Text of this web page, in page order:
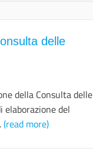
delle
della Consulta delle
del
(read more)